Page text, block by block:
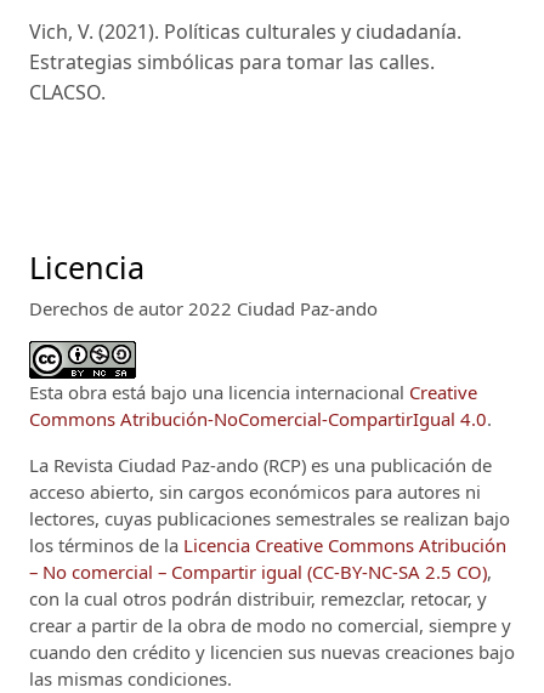
Vich, V. (2021). Políticas culturales y ciudadanía.
Estrategias simbólicas para tomar las calles.
CLACSO.
Licencia
Derechos de autor 2022 Ciudad Paz-ando
Esta obra está bajo una licencia internacional Creative
Commons Atribución-NoComercial-CompartirIgual 4.0.
La Revista Ciudad Paz-ando (RCP) es una publicación de
acceso abierto, sin cargos económicos para autores ni
lectores, cuyas publicaciones semestrales se realizan bajo
los términos de la Licencia Creative Commons Atribución
– No comercial – Compartir igual (CC-BY-NC-SA 2.5 CO),
con la cual otros podrán distribuir, remezclar, retocar, y
crear a partir de la obra de modo no comercial, siempre y
cuando den crédito y licencien sus nuevas creaciones bajo
las mismas condiciones.